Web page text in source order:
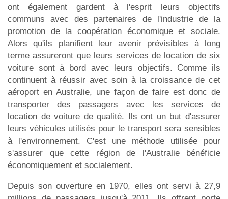
ont également gardent à l'esprit leurs objectifs
communs avec des partenaires de l'industrie de la
promotion de la coopération économique et sociale.
Alors qu'ils planifient leur avenir prévisibles à long
terme assureront que leurs services de location de six
voiture sont à bord avec leurs objectifs. Comme ils
continuent à réussir avec soin à la croissance de cet
aéroport en Australie, une façon de faire est donc de
transporter des passagers avec les services de
location de voiture de qualité. Ils ont un but d'assurer
leurs véhicules utilisés pour le transport sera sensibles
à l'environnement. C'est une méthode utilisée pour
s'assurer que cette région de l'Australie bénéficie
économiquement et socialement.
Depuis son ouverture en 1970, elles ont servi à 27,9